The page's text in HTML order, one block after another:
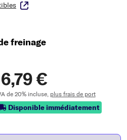
freinage
€
de 20% incluse, plus frais de port
Disponible immédiatement